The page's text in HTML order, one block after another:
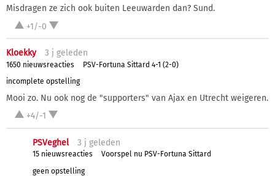
Misdragen ze zich ook buiten Leeuwarden dan? Sund.
+1/-0
Kloekky 3 j geleden
1650 nieuwsreacties
PSV-Fortuna Sittard 4-1 (2-0)
incomplete opstelling
Mooi zo. Nu ook nog de "supporters" van Ajax en Utrecht weigeren.
+4/-1
PSVeghel 3 j geleden
15 nieuwsreacties
Voorspel nu PSV-Fortuna Sittard
geen opstelling